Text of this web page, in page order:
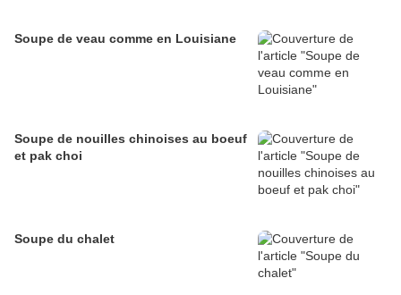
Soupe de veau comme en Louisiane
Soupe de nouilles chinoises au boeuf
et pak choi
Soupe du chalet